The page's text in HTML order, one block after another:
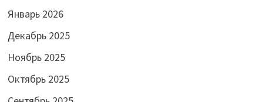
Январь 2026
Декабрь 2025
Ноябрь 2025
Октябрь 2025